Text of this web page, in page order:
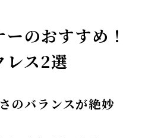
のおすすめ！
レス2選
バランスが絶妙